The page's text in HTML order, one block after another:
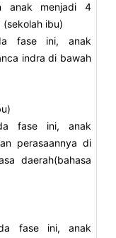
anak menjadi 4
ibu)
fase ini, anak
indra di bawah
fase ini, anak
perasaannya di
daerah(bahasa
fase ini, anak